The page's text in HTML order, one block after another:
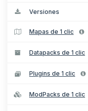
Versiones
Mapas de 1 clic
Datapacks de 1 clic
Plugins de 1 clic
ModPacks de 1 clic